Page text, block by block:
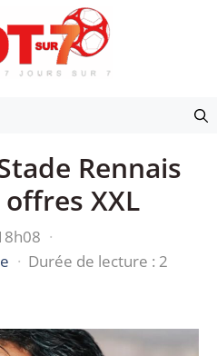
Rennais
XXL
·
· Durée de lecture : 2